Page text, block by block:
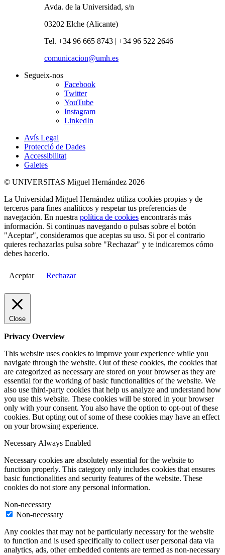
Avda. de la Universidad, s/n
03202 Elche (Alicante)
Tel. +34 96 665 8743 | +34 96 522 2646
comunicacion@umh.es
Segueix-nos
Facebook
Twitter
YouTube
Instagram
LinkedIn
Avís Legal
Protecció de Dades
Accessibilitat
Galetes
© UNIVERSITAS Miguel Hernández 2026
La Universidad Miguel Hernández utiliza cookies propias y de
terceros para fines analíticos y respetar tus preferencias de
navegación. En nuestra política de cookies encontrarás más
información. Si continuas navegando o pulsas sobre el botón
"Aceptar", consideramos que aceptas su uso. Si por el contrario
quieres rechazarlas pulsa sobre "Rechazar" y te indicaremos cómo
debes hacerlo.
Aceptar Rechazar
Close
Privacy Overview
This website uses cookies to improve your experience while you
navigate through the website. Out of these cookies, the cookies that
are categorized as necessary are stored on your browser as they are
essential for the working of basic functionalities of the website. We
also use third-party cookies that help us analyze and understand how
you use this website. These cookies will be stored in your browser
only with your consent. You also have the option to opt-out of these
cookies. But opting out of some of these cookies may have an effect
on your browsing experience.
Necessary Always Enabled
Necessary cookies are absolutely essential for the website to
function properly. This category only includes cookies that ensures
basic functionalities and security features of the website. These
cookies do not store any personal information.
Non-necessary
Non-necessary
Any cookies that may not be particularly necessary for the website
to function and is used specifically to collect user personal data via
analytics, ads, other embedded contents are termed as non-necessary